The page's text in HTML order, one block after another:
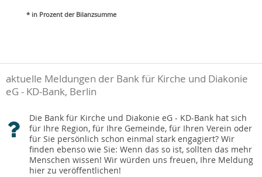
* in Prozent der Bilanzsumme
aktuelle Meldungen der Bank für Kirche und Diakonie
eG - KD-Bank, Berlin
Die Bank für Kirche und Diakonie eG - KD-Bank hat sich
für Ihre Region, für Ihre Gemeinde, für Ihren Verein oder
für Sie persönlich schon einmal stark engagiert? Wir
finden ebenso wie Sie: Wenn das so ist, sollten das mehr
Menschen wissen! Wir würden uns freuen, Ihre Meldung
hier zu veröffentlichen!